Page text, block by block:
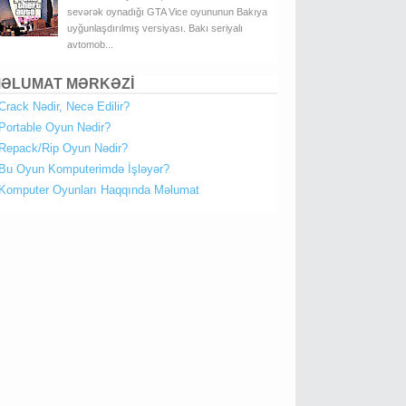
sevərək oynadığı GTA Vice oyununun Bakıya
uyğunlaşdırılmış versiyası. Bakı seriyalı
avtomob...
MƏRKƏZİ
Nədir, Necə Edilir?
Oyun Nədir?
Rip Oyun Nədir?
Oyun Komputerimdə İşləyər?
Oyunları Haqqında Məlumat